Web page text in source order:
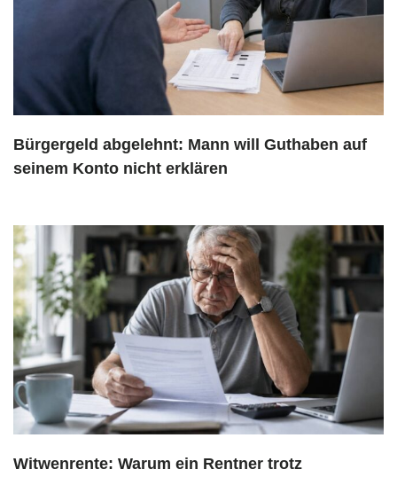
Bürgergeld abgelehnt: Mann will Guthaben auf
seinem Konto nicht erklären
Witwenrente: Warum ein Rentner trotz